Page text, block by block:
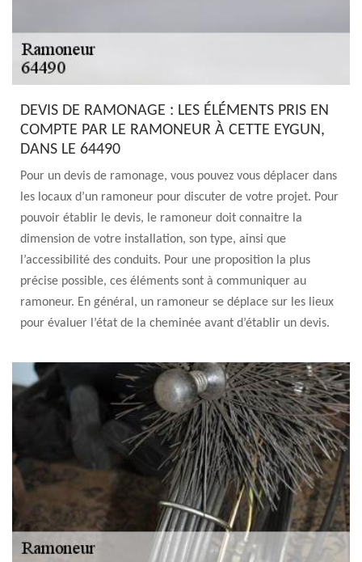
DEVIS DE RAMONAGE : LES ÉLÉMENTS PRIS EN
COMPTE PAR LE RAMONEUR À CETTE EYGUN,
DANS LE 64490
Pour un devis de ramonage, vous pouvez vous déplacer dans
les locaux d’un ramoneur pour discuter de votre projet. Pour
pouvoir établir le devis, le ramoneur doit connaitre la
dimension de votre installation, son type, ainsi que
l’accessibilité des conduits. Pour une proposition la plus
précise possible, ces éléments sont à communiquer au
ramoneur. En général, un ramoneur se déplace sur les lieux
pour évaluer l’état de la cheminée avant d’établir un devis.